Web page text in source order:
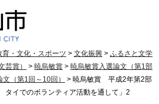
育・文化・スポーツ > 文化振興 > ふるさと文学
芸賞）
> 暁烏敏賞 > 暁烏敏賞入選論文（第1部
（第1回～10回）
> 暁烏敏賞 平成2年第2部
イでのボランティア活動を通して」2